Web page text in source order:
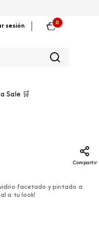
sesión
0
Sale 🛒
Compartir
vidrio facetado y pintado a
a tu look!